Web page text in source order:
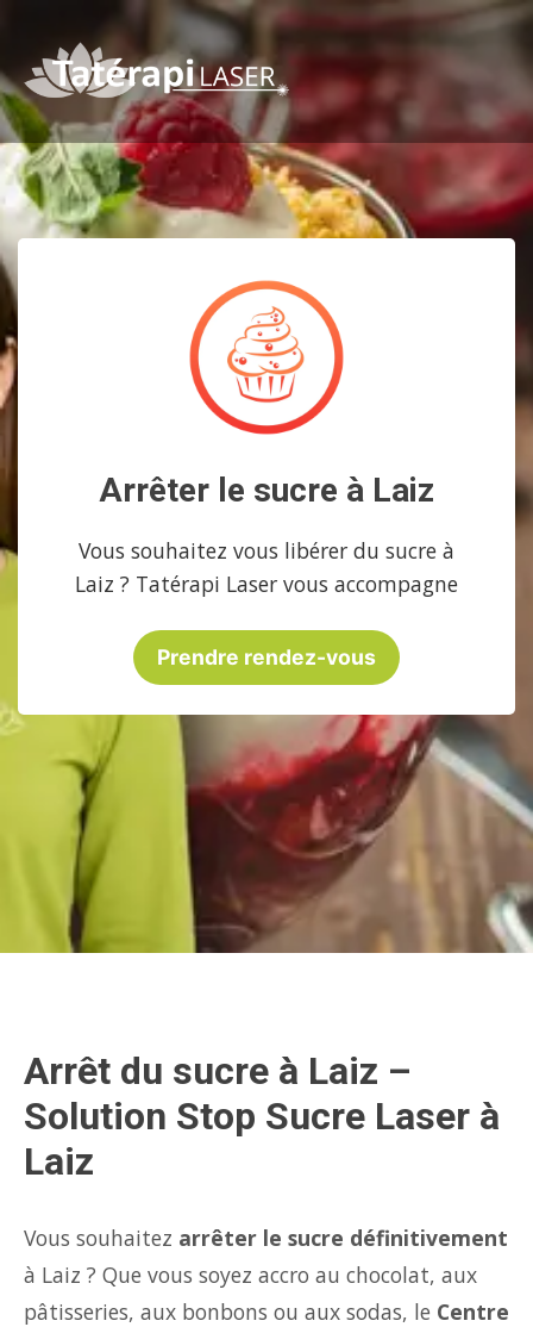
Arrêter le sucre à Laiz
Vous souhaitez vous libérer du sucre à
Laiz ? Tatérapi Laser vous accompagne
Prendre rendez-vous
Arrêt du sucre à Laiz –
Solution Stop Sucre Laser à
Laiz
Vous souhaitez arrêter le sucre définitivement
à Laiz ? Que vous soyez accro au chocolat, aux
pâtisseries, aux bonbons ou aux sodas, le Centre